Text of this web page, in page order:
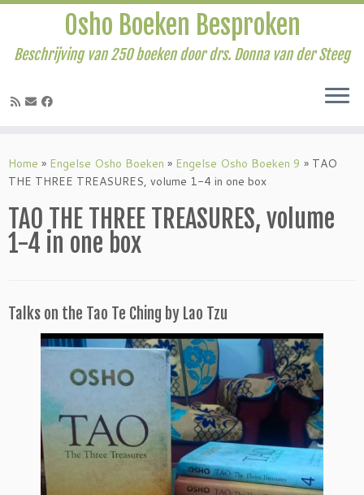
naar
inhoud
Osho Boeken Besproken
Beschrijving van 250 boeken door drs. Donna van der Steeg
Home » Engelse Osho Boeken » Engelse Osho Boeken 9 » TAO
THE THREE TREASURES, volume 1-4 in one box
TAO THE THREE TREASURES, volume
1-4 in one box
Talks on the Tao Te Ching by Lao Tzu